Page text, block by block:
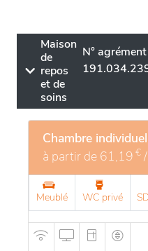
Maison
de
repos
et de
soins
N° agrément
Chambre
à partir de 61,19 €
Meublé WC privé